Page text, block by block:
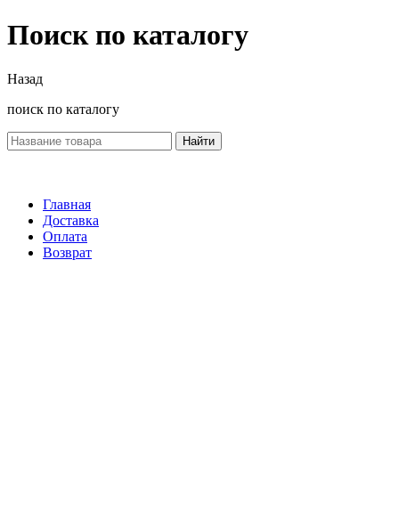
Поиск по каталогу
Назад
поиск по каталогу
Найти
Главная
Доставка
Оплата
Возврат